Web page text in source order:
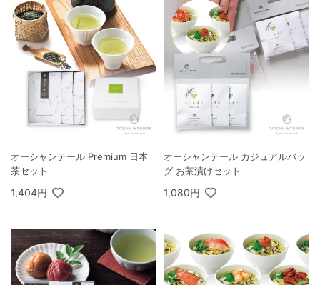
オーシャンテール Premium 日本
茶セット
1,404円
オーシャンテール カジュアルバッ
グ お茶漬けセット
1,080円